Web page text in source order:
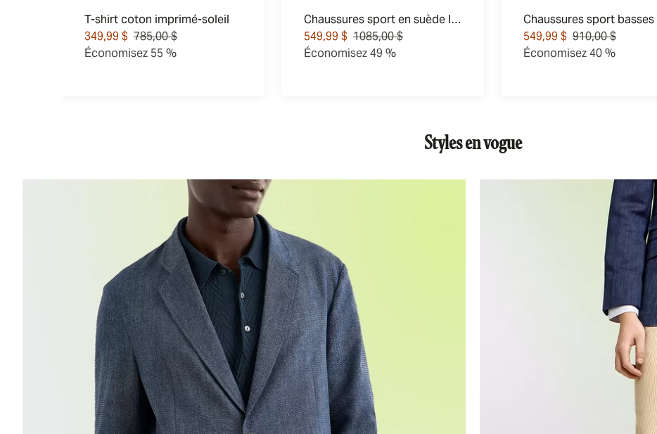
T-shirt coton imprimé-soleil
349,99 $ 785,00 $
Économisez 55 %
Chaussures sport en suède léopard Skel
549,99 $ 1085,00 $
Économisez 49 %
549,99 $ 910,00 $
Économisez 40 %
Styles en vogue
Un homme portant un veston bleu texturé, agencé à une chemise foncée à boutons et à un pantalon blancun homme portant pantalons et